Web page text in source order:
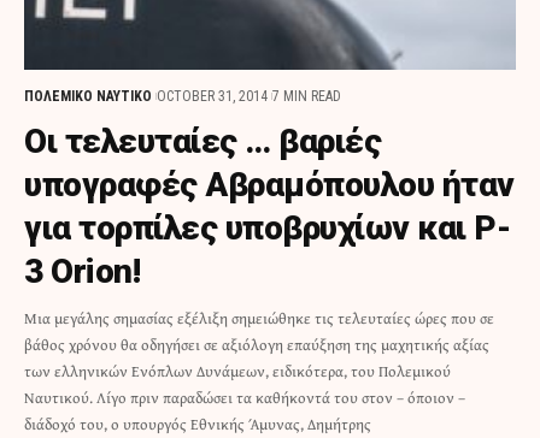
ΠΟΛΕΜΙΚΟ ΝΑΥΤΙΚΟ OCTOBER 31, 2014 7 MIN READ
Οι τελευταίες … βαριές
υπογραφές Αβραμόπουλου ήταν
για τορπίλες υποβρυχίων και P-
3 Orion!
Μια μεγάλης σημασίας εξέλιξη σημειώθηκε τις τελευταίες ώρες που σε
βάθος χρόνου θα οδηγήσει σε αξιόλογη επαύξηση της μαχητικής αξίας
των ελληνικών Ενόπλων Δυνάμεων, ειδικότερα, του Πολεμικού
Ναυτικού. Λίγο πριν παραδώσει τα καθήκοντά του στον – όποιον –
διάδοχό του, ο υπουργός Εθνικής Άμυνας, Δημήτρης